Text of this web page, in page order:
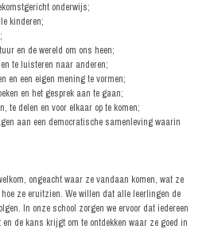
onderwijs;
kinderen;
en de wereld om ons heen;
te luisteren naar anderen;
en een eigen mening te vormen;
en het gesprek aan te gaan;
te delen en voor elkaar op te komen;
aan een democratische samenleving waarin
ongeacht waar ze vandaan komen, wat ze
ze eruitzien. We willen dat alle leerlingen de
In onze school zorgen we ervoor dat iedereen
de kans krijgt om te ontdekken waar ze goed in